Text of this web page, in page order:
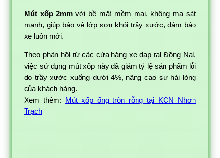
Mút xốp 2mmvới bề mặt mềm mại, không ma sát
mạnh, giúp bảo vệ lớp sơn khỏi trầy xước, đảm bảo
xe luôn mới.
Theo phản hồi từ các cửa hàng xe đạp tại Đồng Nai,
việc sử dụng mút xốp này đã giảm tỷ lệ sản phẩm lỗi
do trầy xước xuống dưới 4%, nâng cao sự hài lòng
của khách hàng.
Xem thêm:
Mút xốp ống tròn rỗng tại KCN Nhơn
Trạch